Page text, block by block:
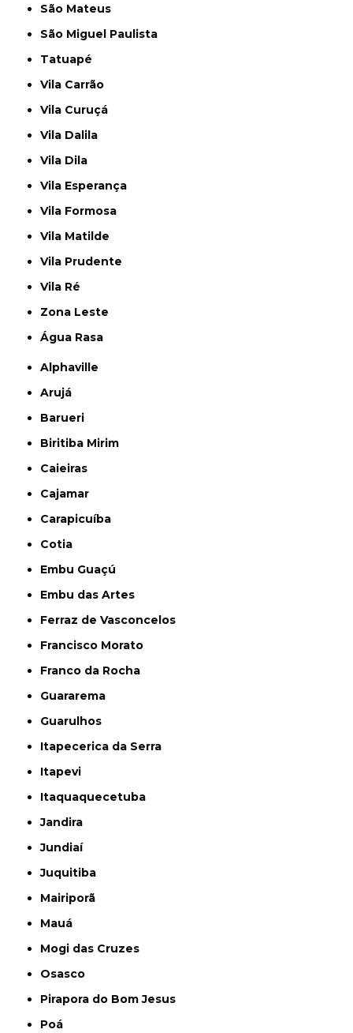
São Mateus
São Miguel Paulista
Tatuapé
Vila Carrão
Vila Curuçá
Vila Dalila
Vila Dila
Vila Esperança
Vila Formosa
Vila Matilde
Vila Prudente
Vila Ré
Zona Leste
Água Rasa
Alphaville
Arujá
Barueri
Biritiba Mirim
Caieiras
Cajamar
Carapicuíba
Cotia
Embu Guaçú
Embu das Artes
Ferraz de Vasconcelos
Francisco Morato
Franco da Rocha
Guararema
Guarulhos
Itapecerica da Serra
Itapevi
Itaquaquecetuba
Jandira
Jundiaí
Juquitiba
Mairiporã
Mauá
Mogi das Cruzes
Osasco
Pirapora do Bom Jesus
Poá